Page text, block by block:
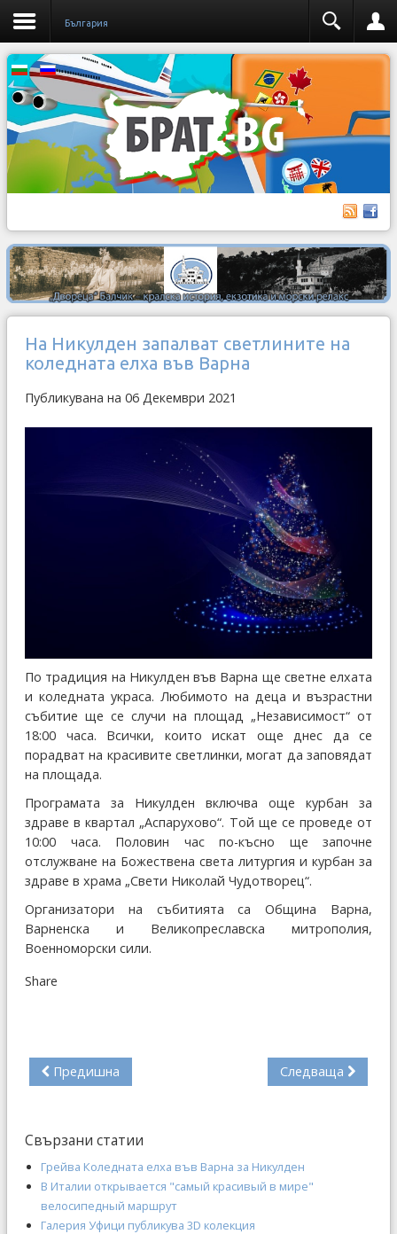
България
На Никулден запалват светлините на
коледната елха във Варна
Публикувана на 06 Декември 2021
По традиция на Никулден във Варна ще светне елхата
и коледната украса. Любимото на деца и възрастни
събитие ще се случи на площад „Независимост“ от
18:00 часа. Всички, които искат още днес да се
порадват на красивите светлинки, могат да заповядат
на площада.
Програмата за Никулден включва още курбан за
здраве в квартал „Аспарухово“. Той ще се проведе от
10:00 часа. Половин час по-късно ще започне
отслужване на Божествена света литургия и курбан за
здраве в храма „Свети Николай Чудотворец“.
Организатори на събитията са Община Варна,
Варненска и Великопреславска митрополия,
Военноморски сили.
Share
Предишна Следваща
Свързани статии
Грейва Коледната елха във Варна за Никулден
В Италии открывается "самый красивый в мире"
велосипедный маршрут
Галерия Уфици публикува 3D колекция